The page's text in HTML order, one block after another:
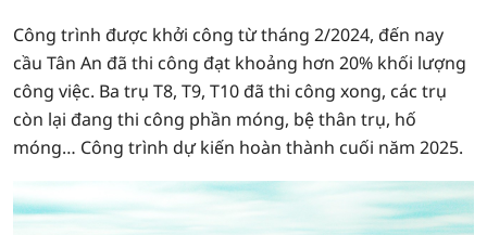
Công trình được khởi công từ tháng 2/2024, đến nay
cầu Tân An đã thi công đạt khoảng hơn 20% khối lượng
công việc. Ba trụ T8, T9, T10 đã thi công xong, các trụ
còn lại đang thi công phần móng, bệ thân trụ, hố
móng… Công trình dự kiến hoàn thành cuối năm 2025.